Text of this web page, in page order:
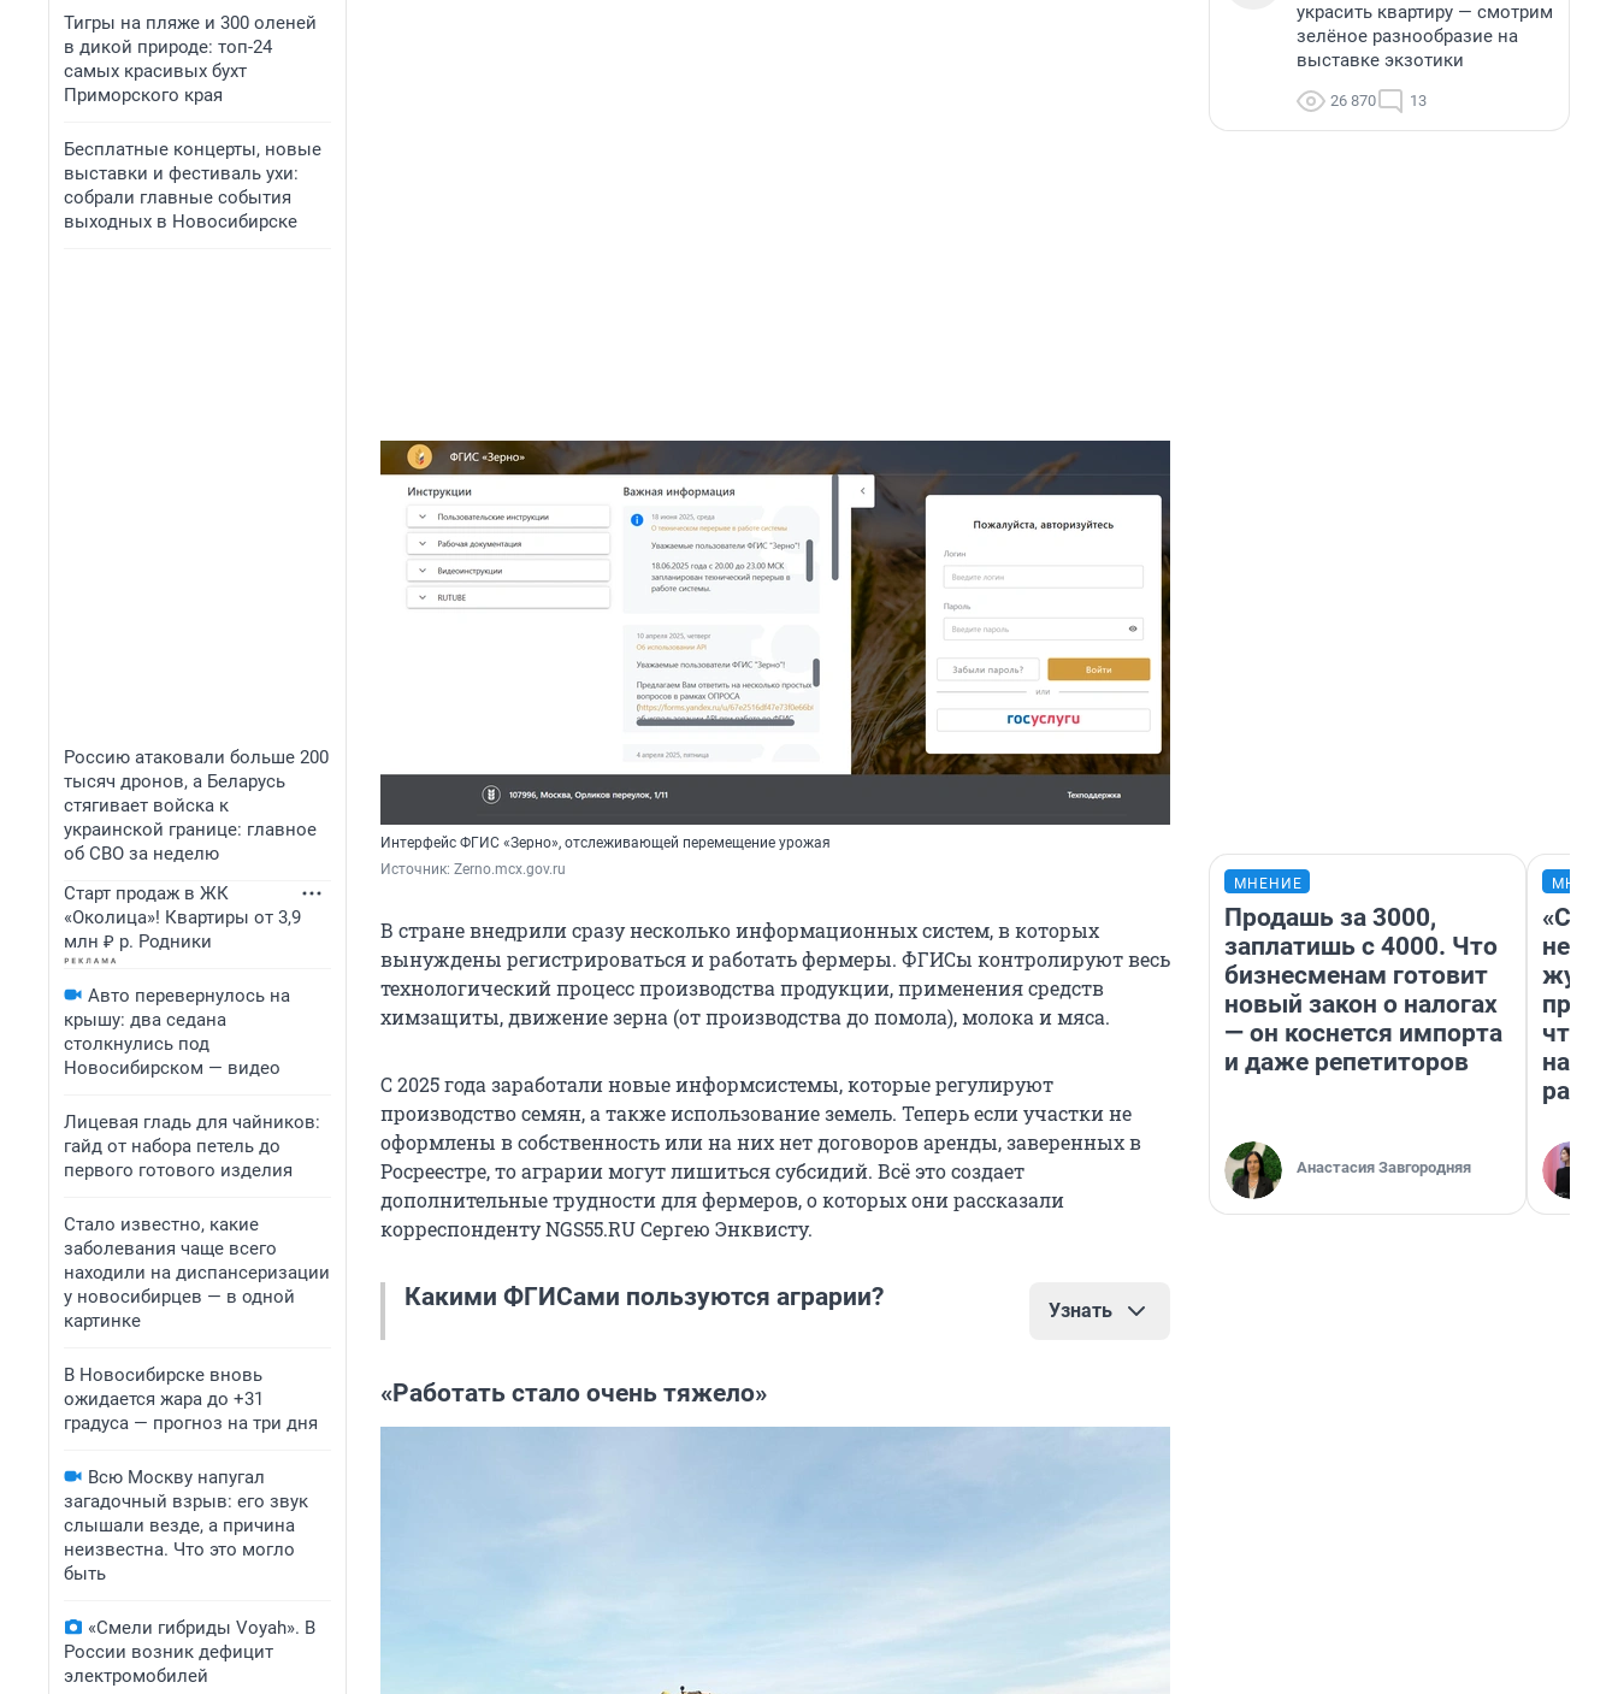
Тигры на пляже и 300 оленей
в дикой природе: топ-24
самых красивых бухт
Приморского края
Бесплатные концерты, новые
выставки и фестиваль ухи:
собрали главные события
выходных в Новосибирске
Россию атаковали больше 200
тысяч дронов, а Беларусь
стягивает войска к
украинской границе: главное
об СВО за неделю
Старт продаж в ЖК
«Околица»! Квартиры от 3,9
млн ₽ р. Родники
Авто перевернулось на
крышу: два седана
столкнулись под
Новосибирском — видео
Лицевая гладь для чайников:
гайд от набора петель до
первого готового изделия
Стало известно, какие
заболевания чаще всего
находили на диспансеризации
у новосибирцев — в одной
картинке
В Новосибирске вновь
ожидается жара до +31
градуса — прогноз на три дня
Всю Москву напугал
загадочный взрыв: его звук
слышали везде, а причина
неизвестна. Что это могло
быть
«Смели гибриды Voyah». В
России возник дефицит
электромобилей
Интерфейс ФГИС «Зерно», отслеживающей перемещение урожая
Источник: Zerno.mcx.gov.ru
В стране внедрили сразу несколько информационных систем, в которых
вынуждены регистрироваться и работать фермеры. ФГИСы контролируют весь
технологический процесс производства продукции, применения средств
химзащиты, движение зерна (от производства до помола), молока и мяса.
С 2025 года заработали новые информсистемы, которые регулируют
производство семян, а также использование земель. Теперь если участки не
оформлены в собственность или на них нет договоров аренды, заверенных в
Росреестре, то аграрии могут лишиться субсидий. Всё это создает
дополнительные трудности для фермеров, о которых они рассказали
корреспонденту NGS55.RU Сергею Энквисту.
Какими ФГИСами пользуются аграрии? Узнать
которых вынуждены регистрироваться и работать производители
сельхозпродукции. Омские аграрии в основном работают в следующих из
(защита от вредителей). Также в «Сатурн» вносятся сведения о
применяемых на культурах минеральных удобрениях;
ФГИС «Семеноводство» призвано контролировать производство и
«Работать стало очень тяжело»
украсить квартиру — смотрим
зелёное разнообразие на
выставке экзотики
26 870 13
МНЕНИЕ
Продашь за 3000,
заплатишь с 4000. Что
бизнесменам готовит
новый закон о налогах
— он коснется импорта
и даже репетиторов
Анастасия Завгородняя
на
ради